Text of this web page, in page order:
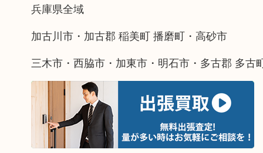
兵庫県全域
加古川市・加古郡 稲美町 播磨町・高砂市
三木市・西脇市・加東市・明石市・多古郡 多古